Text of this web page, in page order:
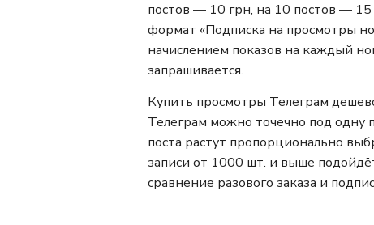
постов — 10 грн, на 10 постов —
формат «Подписка на просмотры
начислением показов на каждый
запрашивается.
Купить просмотры Телеграм
Телеграм можно точечно под одну
поста растут пропорционально
записи от 1000 шт. и выше
сравнение разового заказа и